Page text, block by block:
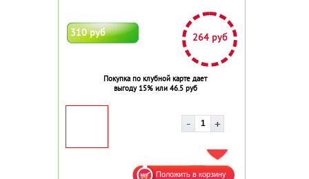
310 руб 264 руб
Покупка по клубной карте дает
выгоду 15% или 46.5 руб
ДОБАВИТЬ В ИЗБРАННОЕ